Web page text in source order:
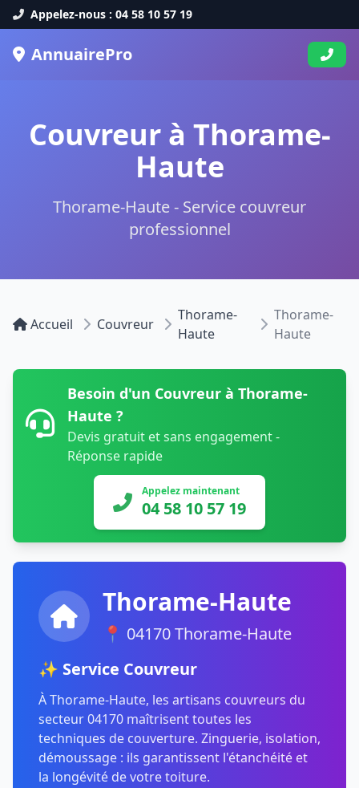
Appelez-nous : 04 58 10 57 19
AnnuairePro
Couvreur à Thorame-
Haute
Thorame-Haute - Service couvreur
professionnel
Accueil Couvreur
Thorame-
Haute
Thorame-
Haute
Besoin d'un Couvreur à Thorame-
Haute ?
Devis gratuit et sans engagement -
Réponse rapide
Appelez maintenant
04 58 10 57 19
Thorame-Haute
📍 04170 Thorame-Haute
✨ Service Couvreur
À Thorame-Haute, les artisans couvreurs du
secteur 04170 maîtrisent toutes les
techniques de couverture. Zinguerie, isolation,
démoussage : ils garantissent l'étanchéité et
la longévité de votre toiture.